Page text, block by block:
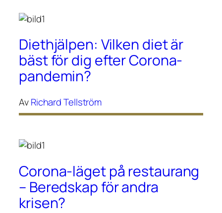
Diethjälpen: Vilken diet är
bäst för dig efter Corona-
pandemin?
AvRichard Tellström
Corona-läget på restaurang
– Beredskap för andra
krisen?